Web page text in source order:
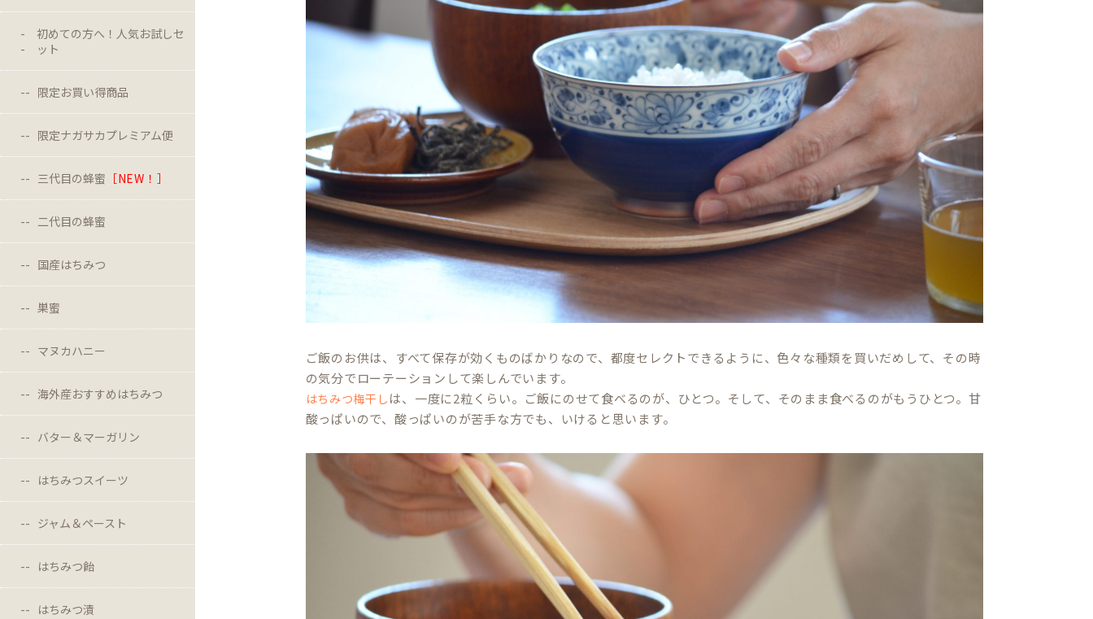
初めての方へ！人気お試しセ
ット
限定お買い得商品
限定ナガサカプレミアム便
三代目の蜂蜜 ［NEW！］
二代目の蜂蜜
国産はちみつ
巣蜜
マヌカハニー
海外産おすすめはちみつ
バター＆マーガリン
はちみつスイーツ
ジャム＆ペースト
はちみつ飴
はちみつ漬
ご飯のお供は、すべて保存が効くものばかりなので、都度セレクトできるように、色々な種類を買いだめして、その時
の気分でローテーションして楽しんでいます。
はちみつ梅干し は、一度に2粒くらい。ご飯にのせて食べるのが、ひとつ。そして、そのまま食べるのがもうひとつ。甘
酸っぱいので、酸っぱいのが苦手な方でも、いけると思います。